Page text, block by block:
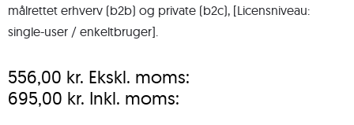
målrettet erhverv (b2b) og private (b2c), [Licensniveau:
single-user / enkeltbruger].
556,00 kr. Ekskl. moms:
695,00 kr. Inkl. moms: